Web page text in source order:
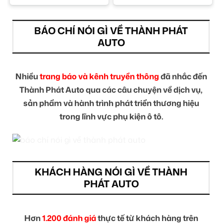
BÁO CHÍ NÓI GÌ VỀ THÀNH PHÁT
AUTO
Nhiềutrang báo và kênh truyền thôngđã nhắc đến
Thành Phát Auto qua các câu chuyện về dịch vụ,
sản phẩm và hành trình phát triển thương hiệu
trong lĩnh vực phụ kiện ô tô.
KHÁCH HÀNG NÓI GÌ VỀ THÀNH
PHÁT AUTO
Hơn1.200 đánh giáthực tế từ khách hàng trên